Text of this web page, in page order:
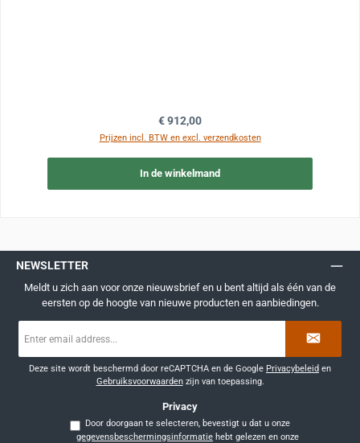
Normale prijs:
€ 912,00
Prijzen incl. BTW en excl. verzendkosten
In de winkelmand
NEWSLETTER
Meldt u zich aan voor onze nieuwsbrief en u bent altijd als één van de
eersten op de hoogte van nieuwe producten en aanbiedingen.
mailadres
Deze site wordt beschermd door reCAPTCHA en de Google Privacybeleid en
Gebruiksvoorwaardenzijn van toepassing.
Privacy
Door doorgaan te selecteren, bevestigt u dat u onze
gegevensbeschermingsinformatie